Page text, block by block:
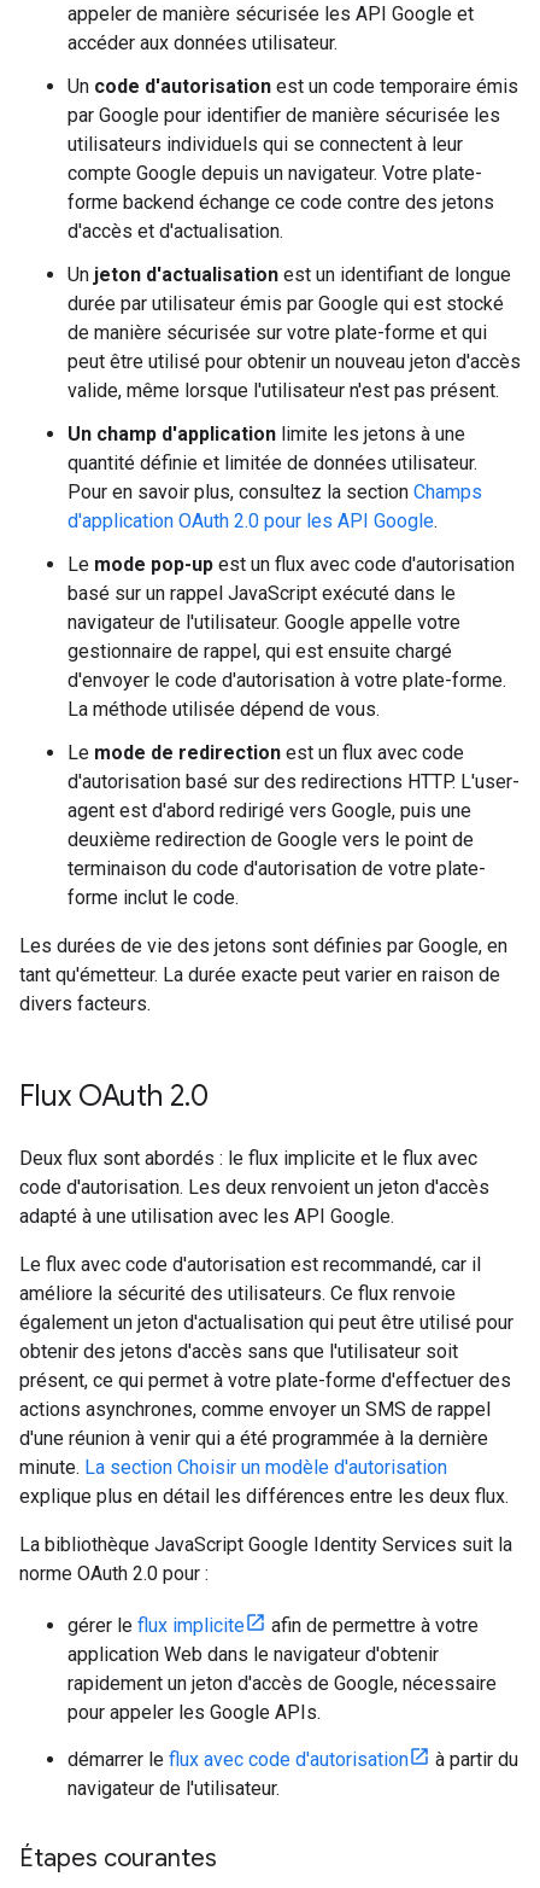
appeler de manière sécurisée les API Google et
accéder aux données utilisateur.
Un code d'autorisation est un code temporaire émis
par Google pour identifier de manière sécurisée les
utilisateurs individuels qui se connectent à leur
compte Google depuis un navigateur. Votre plate-
forme backend échange ce code contre des jetons
d'accès et d'actualisation.
Un jeton d'actualisation est un identifiant de longue
durée par utilisateur émis par Google qui est stocké
de manière sécurisée sur votre plate-forme et qui
peut être utilisé pour obtenir un nouveau jeton d'accès
valide, même lorsque l'utilisateur n'est pas présent.
Un champ d'application limite les jetons à une
quantité définie et limitée de données utilisateur.
Pour en savoir plus, consultez la section Champs
d'application OAuth 2.0 pour les API Google.
Le mode pop-up est un flux avec code d'autorisation
basé sur un rappel JavaScript exécuté dans le
navigateur de l'utilisateur. Google appelle votre
gestionnaire de rappel, qui est ensuite chargé
d'envoyer le code d'autorisation à votre plate-forme.
La méthode utilisée dépend de vous.
Le mode de redirection est un flux avec code
d'autorisation basé sur des redirections HTTP. L'user-
agent est d'abord redirigé vers Google, puis une
deuxième redirection de Google vers le point de
terminaison du code d'autorisation de votre plate-
forme inclut le code.
Les durées de vie des jetons sont définies par Google, en
tant qu'émetteur. La durée exacte peut varier en raison de
divers facteurs.
Flux OAuth 2.0
Deux flux sont abordés : le flux implicite et le flux avec
code d'autorisation. Les deux renvoient un jeton d'accès
adapté à une utilisation avec les API Google.
Le flux avec code d'autorisation est recommandé, car il
améliore la sécurité des utilisateurs. Ce flux renvoie
également un jeton d'actualisation qui peut être utilisé pour
obtenir des jetons d'accès sans que l'utilisateur soit
présent, ce qui permet à votre plate-forme d'effectuer des
actions asynchrones, comme envoyer un SMS de rappel
d'une réunion à venir qui a été programmée à la dernière
minute. La section Choisir un modèle d'autorisation
explique plus en détail les différences entre les deux flux.
La bibliothèque JavaScript Google Identity Services suit la
norme OAuth 2.0 pour :
gérer le flux implicite
afin de permettre à votre
application Web dans le navigateur d'obtenir
rapidement un jeton d'accès de Google, nécessaire
pour appeler les Google APIs.
démarrer le flux avec code d'autorisation
à partir du
navigateur de l'utilisateur.
Étapes courantes